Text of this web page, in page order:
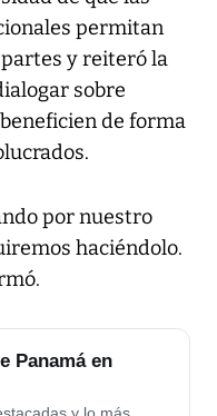
permitan
y reiteró la
sobre
de forma
por nuestro
haciéndolo.
Panamá en
y lo más